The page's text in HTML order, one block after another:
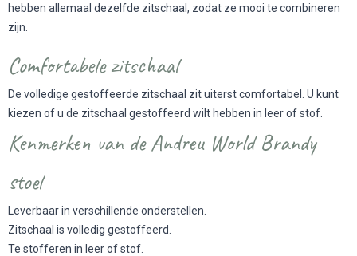
hebben allemaal dezelfde zitschaal, zodat ze mooi te combineren
zijn.
Comfortabele zitschaal
De volledige gestoffeerde zitschaal zit uiterst comfortabel. U kunt
kiezen of u de zitschaal gestoffeerd wilt hebben in leer of stof.
Kenmerken van de Andreu World Brandy
stoel
Leverbaar in verschillende onderstellen.
Zitschaal is volledig gestoffeerd.
Te stofferen in leer of stof.